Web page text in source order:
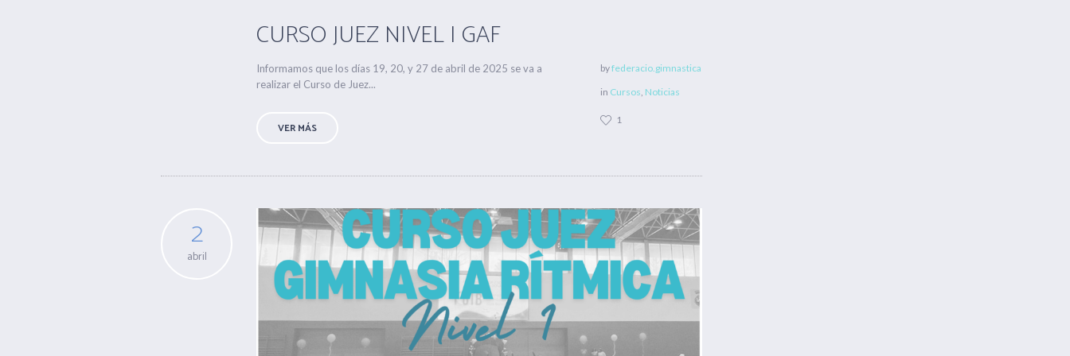
CURSO JUEZ NIVEL I GAF
Informamos que los días 19, 20, y 27 de abril de 2025 se va a
realizar el Curso de Juez...
VER MÁS
byfederacio.gimnastica
in Cursos, Noticias
1
2
abril